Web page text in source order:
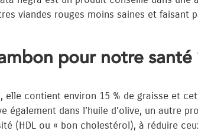
viandes rouges moins saines et
pour notre santé
contient environ 15 % de graisse et
dans l’huile d’olive, un autre
(HDL ou « bon cholestérol), à réduire